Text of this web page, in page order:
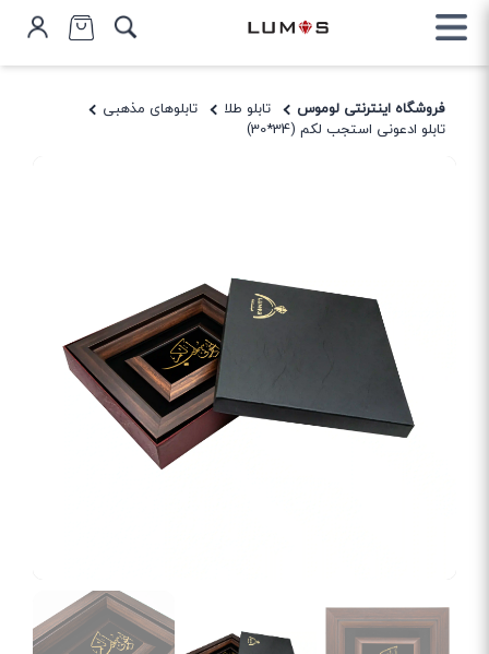
فروشگاه اینترنتی لوموس تابلو طلا
تابلوهای مذهبی
تابلو ادعونی استجب لکم (34*30)